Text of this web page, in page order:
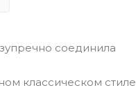
соединила
классическом стиле